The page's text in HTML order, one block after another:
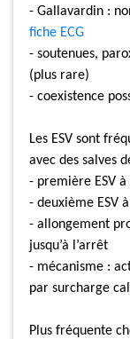
- Gallavardin :
fiche ECG
- soutenues,
(plus rare)
- coexistence
Les ESV sont
avec des salves
- première ESV
- deuxième ESV
- allongement
jusqu’à l’arrêt
- mécanisme :
par surcharge
Plus fréquente